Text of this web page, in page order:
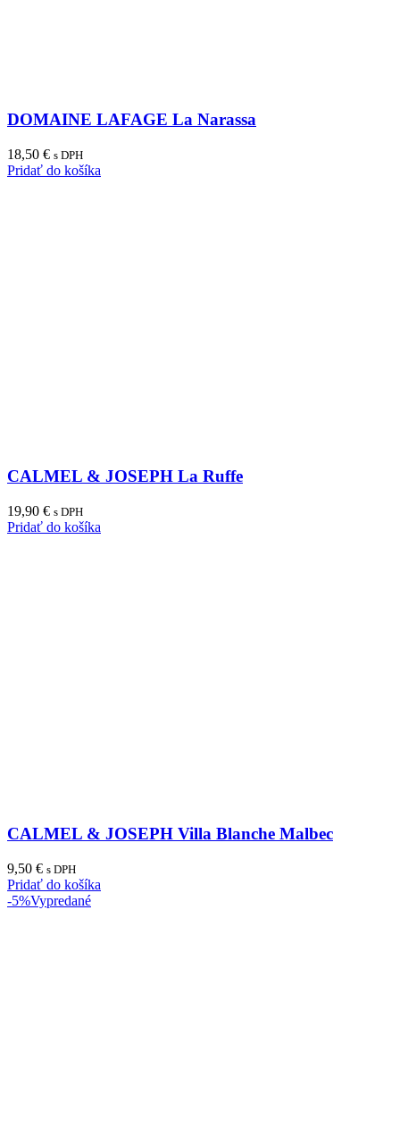
DOMAINE LAFAGE La Narassa
18,50 € s DPH
Pridať do košíka
CALMEL & JOSEPH La Ruffe
19,90 € s DPH
Pridať do košíka
CALMEL & JOSEPH Villa Blanche Malbec
9,50 € s DPH
Pridať do košíka
-5%Vypredané